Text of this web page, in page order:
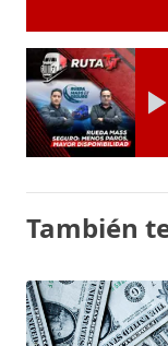
También